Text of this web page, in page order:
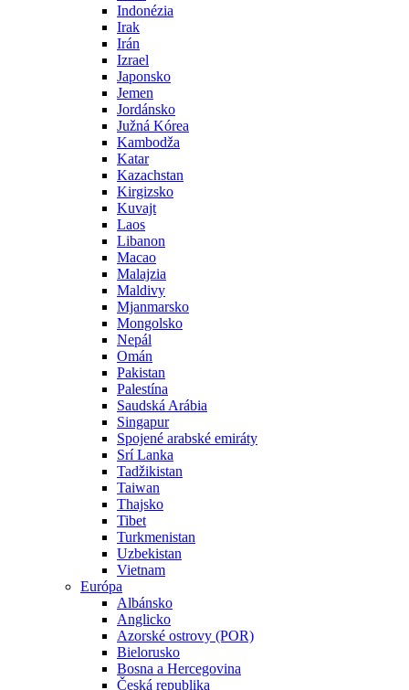
Indonézia
Irak
Irán
Izrael
Japonsko
Jemen
Jordánsko
Južná Kórea
Kambodža
Katar
Kazachstan
Kirgizsko
Kuvajt
Laos
Libanon
Macao
Malajzia
Maldivy
Mjanmarsko
Mongolsko
Nepál
Omán
Pakistan
Palestína
Saudská Arábia
Singapur
Spojené arabské emiráty
Srí Lanka
Tadžikistan
Taiwan
Thajsko
Tibet
Turkmenistan
Uzbekistan
Vietnam
Európa
Albánsko
Anglicko
Azorské ostrovy (POR)
Bielorusko
Bosna a Hercegovina
Česká republika